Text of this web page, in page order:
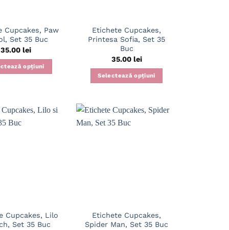
Cupcakes, Paw
Set 35 Buc
35.00 lei
opțiuni
Etichete Cupcakes,
Printesa Sofia, Set 35
Buc
35.00 lei
Selectează opțiuni
Cupcakes, Lilo
Set 35 Buc
Etichete Cupcakes,
Spider Man, Set 35 Buc